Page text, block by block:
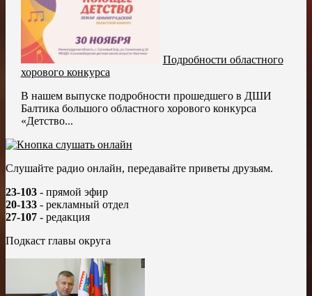
Подробности областного
хорового конкурса
В нашем выпуске подробности прошедшего в ДШИ
Балтика большого областного хорового конкурса
«Детство...
Слушайте радио онлайн, передавайте приветы друзьям.
23-103 - прямой эфир
20-133 - рекламный отдел
27-107 - редакция
Подкаст главы округа